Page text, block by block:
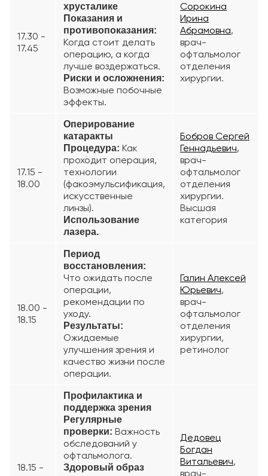
17.30 -
17.45
хрусталике
Показания и
противопоказания:
Когда стоит делать
операцию, а когда
лучше воздержаться.
Риски и осложнения:
Возможные побочные
эффекты.
Сорокина
Ирина
Абрамовна,
врач-
офтальмолог
отделения
хирургии.
17.15 -
18.00
Оперирование
катаракты
Процедура: Как
проходит операция,
технологии
(факоэмульсификация,
искусственные
линзы).
Использование
лазера.
Бобров Сергей
Геннадьевич,
врач-
офтальмолог
отделения
хирургии.
Высшая
категория
18.00 -
18.15
Период
восстановления:
Что ожидать после
операции,
рекомендации по
уходу.
Результаты:
Ожидаемые
улучшения зрения и
качество жизни после
операции.
Галин Алексей
Юрьевич,
врач-
офтальмолог
отделения
хирургии,
ретинолог
18.15 -
Профилактика и
поддержка зрения
Регулярные
проверки: Важность
обследований у
офтальмолога.
Здоровый образ
Дедовец
Богдан
Витальевич,
врач-